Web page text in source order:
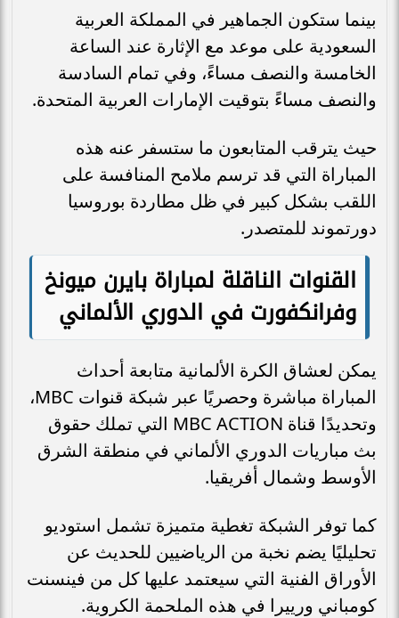
بينما ستكون الجماهير في المملكة العربية
السعودية على موعد مع الإثارة عند الساعة
الخامسة والنصف مساءً، وفي تمام السادسة
والنصف مساءً بتوقيت الإمارات العربية المتحدة.
حيث يترقب المتابعون ما ستسفر عنه هذه
المباراة التي قد ترسم ملامح المنافسة على
اللقب بشكل كبير في ظل مطاردة بوروسيا
دورتموند للمتصدر.
القنوات الناقلة لمباراة بايرن ميونخ
وفرانكفورت في الدوري الألماني
يمكن لعشاق الكرة الألمانية متابعة أحداث
المباراة مباشرة وحصريًا عبر شبكة قنوات MBC،
وتحديدًا قناة MBC ACTION التي تملك حقوق
بث مباريات الدوري الألماني في منطقة الشرق
الأوسط وشمال أفريقيا.
كما توفر الشبكة تغطية متميزة تشمل استوديو
تحليليًا يضم نخبة من الرياضيين للحديث عن
الأوراق الفنية التي سيعتمد عليها كل من فينسنت
كومباني ورييرا في هذه الملحمة الكروية.